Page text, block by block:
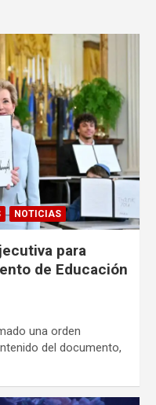
NOTICIAS
para
de Educación
una orden
del documento,